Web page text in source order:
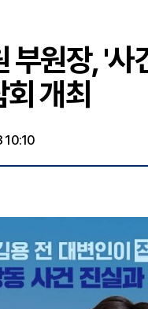
부원장, '사
개최